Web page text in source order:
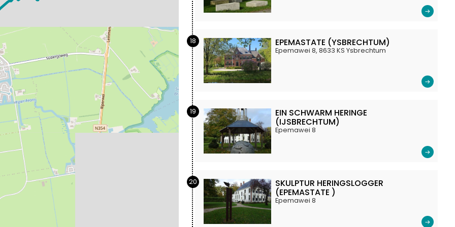
18 EPEMASTATE (YSBRECHTUM)
Epemawei 8, 8633 KS Ysbrechtum
19 EIN SCHWARM HERINGE
(IJSBRECHTUM)
Epemawei 8
20 SKULPTUR HERINGSLOGGER
(EPEMASTATE )
Epemawei 8